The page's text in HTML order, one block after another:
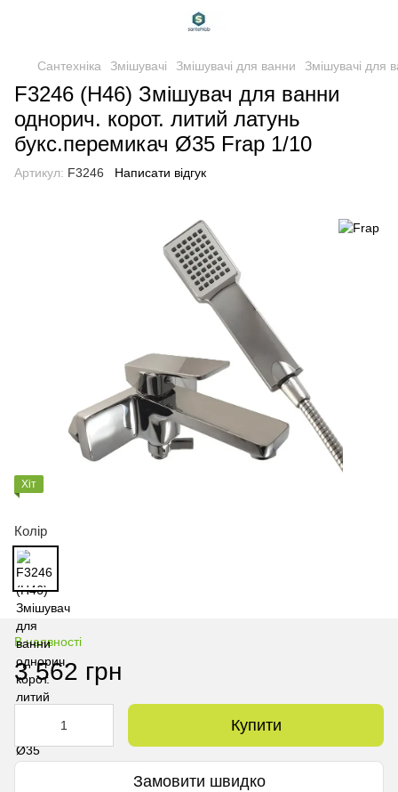
Сантехніка Змішувачі Змішувачі для ванни Змішувачі для
F3246 (H46) Змішувач для ванни
однорич. корот. литий латунь
букс.перемикач Ø35 Frap 1/10
Артикул: F3246 Написати відгук
Хіт
Колір
В наявності
3 562 грн
Купити
Замовити швидко